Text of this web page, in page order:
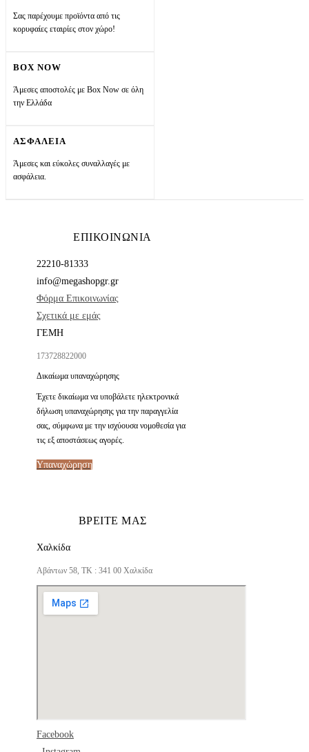
Σας παρέχουμε προϊόντα από τις
κορυφαίες εταιρίες στον χώρο!
BOX NOW
Άμεσες αποστολές με Box Now σε όλη
την Ελλάδα
ΑΣΦΑΛΕΙΑ
Άμεσες και εύκολες συναλλαγές με
ασφάλεια.
ΕΠΙΚΟΙΝΩΝΙΑ
22210-81333
info@megashopgr.gr
Φόρμα Επικοινωνίας
Σχετικά με εμάς
ΓΕΜΗ
173728822000
Δικαίωμα υπαναχώρησης
Έχετε δικαίωμα να υποβάλετε ηλεκτρονικά
δήλωση υπαναχώρησης για την παραγγελία
σας, σύμφωνα με την ισχύουσα νομοθεσία για
τις εξ αποστάσεως αγορές.
Υπαναχώρηση
ΒΡΕΙΤΕ ΜΑΣ
Χαλκίδα
Αβάντων 58, ΤΚ : 341 00 Χαλκίδα
Facebook